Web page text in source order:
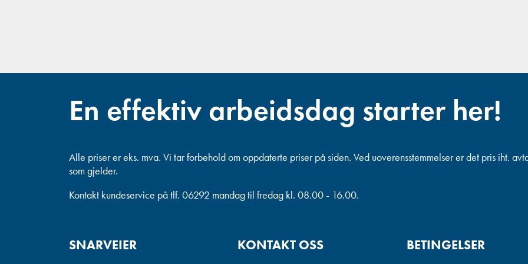
En effektiv arbeidsdag starter her!
Alle priser er eks. mva. Vi tar forbehold om oppdaterte priser på siden. Ved uoverensstemmelser er det pris iht.
som gjelder.
Kontakt kundeservice på tlf. 06292 mandag til fredag kl. 08.00 - 16.00.
SNARVEIER KONTAKT OSS BETINGELSER